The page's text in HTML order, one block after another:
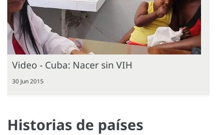
Video - Cuba: Nacer sin VIH
30 Jun 2015
Historias de países